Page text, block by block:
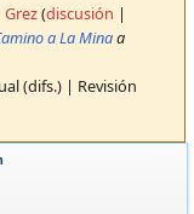
Grez(discusión |
a La Minaa
(difs.) | Revisión